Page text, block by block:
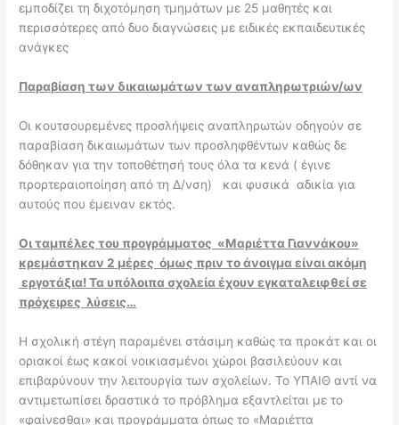
εμποδίζει τη διχοτόμηση τμημάτων με 25 μαθητές και
περισσότερες από δυο διαγνώσεις με ειδικές εκπαιδευτικές
ανάγκες
Παραβίαση των δικαιωμάτων των αναπληρωτριών/ων
Οι κουτσουρεμένες προσλήψεις αναπληρωτών οδηγούν σε
παραβίαση δικαιωμάτων των προσληφθέντων καθώς δε
δόθηκαν για την τοποθέτησή τους όλα τα κενά ( έγινε
προρτεραιοποίηση από τη Δ/νση) και φυσικά αδικία για
αυτούς που έμειναν εκτός.
Οι ταμπέλες του προγράμματος «Μαριέττα Γιαννάκου»
κρεμάστηκαν 2 μέρες όμως πριν το άνοιγμα είναι ακόμη
εργοτάξια! Τα υπόλοιπα σχολεία έχουν εγκαταλειφθεί σε
πρόχειρες λύσεις…
Η σχολική στέγη παραμένει στάσιμη καθώς τα προκάτ και οι
οριακοί έως κακοί νοικιασμένοι χώροι βασιλεύουν και
επιβαρύνουν την λειτουργία των σχολείων. Το ΥΠΑΙΘ αντί να
αντιμετωπίσει δραστικά το πρόβλημα εξαντλείται με το
«φαίνεσθαι» και προγράμματα όπως το «Μαριέττα